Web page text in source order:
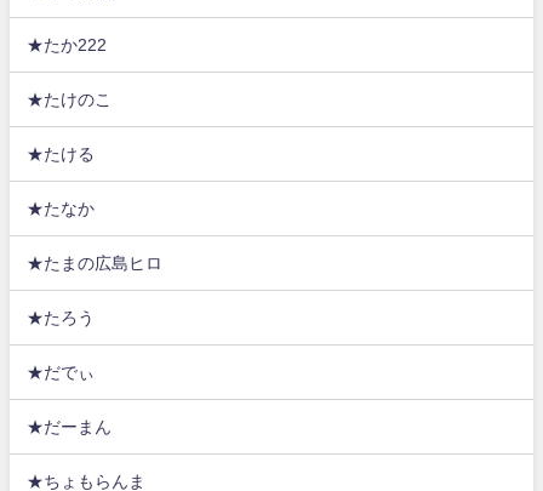
★たか222
★たけのこ
★たける
★たなか
★たまの広島ヒロ
★たろう
★だでぃ
★だーまん
★ちょもらんま